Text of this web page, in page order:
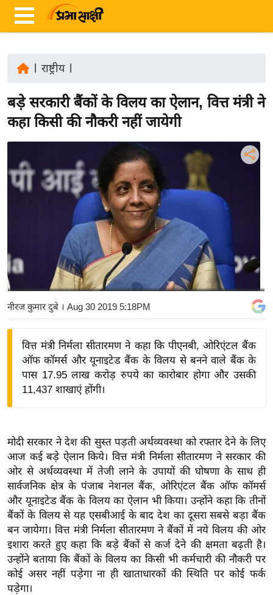
ज़ा
ख
रा
ष्ट्री
र्रा
ष्ट्री
य
बि
ज़
द्यो
ग
त
वि
शे
ष
ज्ञ
रा
य
ब
ज
राष्ट्रीय|
बड़े सरकारी बैंकों के विलय का ऐलान, वित्त मंत्री ने
कहा किसी की नौकरी नहीं जायेगी
नीरज कुमार दुबे । Aug 30 2019 5:18PM
वित्त मंत्री निर्मला सीतारमण ने कहा कि पीएनबी, ओरिएंटल बैंक
ऑफ कॉमर्स और यूनाइटेड बैंक के विलय से बनने वाले बैंक के
पास 17.95 लाख करोड़ रुपये का कारोबार होगा और उसकी
11,437 शाखाएं होंगी।
मोदी सरकार ने देश की सुस्त पड़ती अर्थव्यवस्था को रफ्तार देने के लिए
आज कई बड़े ऐलान किये। वित्त मंत्री निर्मला सीतारमण ने सरकार की
ओर से अर्थव्यवस्था में तेजी लाने के उपायों की घोषणा के साथ ही
सार्वजनिक क्षेत्र के पंजाब नेशनल बैंक, ओरिएंटल बैंक ऑफ कॉमर्स
और यूनाइटेड बैंक के विलय का ऐलान भी किया। उन्होंने कहा कि तीनों
बैंकों के विलय से यह एसबीआई के बाद देश का दूसरा सबसे बड़ा बैंक
बन जायेगा। वित्त मंत्री निर्मला सीतारमण ने बैंकों में नये विलय की ओर
इशारा करते हुए कहा कि बड़े बैंकों से कर्ज देने की क्षमता बढ़ती है।
उन्होंने बताया कि बैंकों के विलय का किसी भी कर्मचारी की नौकरी पर
कोई असर नहीं पड़ेगा ना ही खाताधारकों की स्थिति पर कोई फर्क
पड़ेगा।